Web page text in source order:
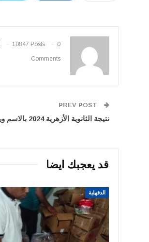
10847 Posts 0
Comments
نتيجة الثانوية الأزهرية 2024 بالاسم ورقم الجلوس
قد يعجبك ايضا
الدقهلية